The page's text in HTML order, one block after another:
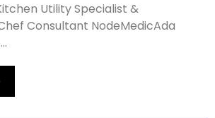
Utility Specialist &
Consultant NodeMedicAda